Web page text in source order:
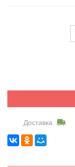
Доставка